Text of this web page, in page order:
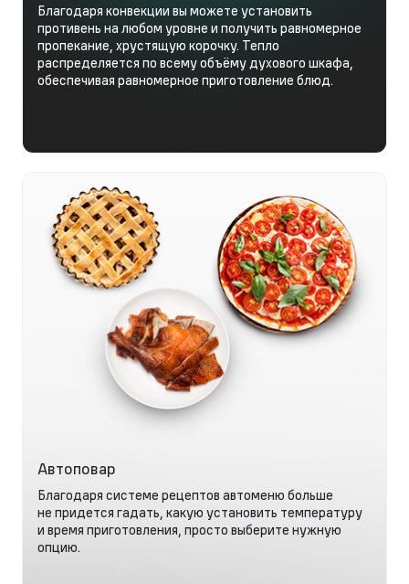
Благодаря конвекции вы можете установить
противень на любом уровне и получить равномерное
пропекание, хрустящую корочку. Тепло
распределяется по всему объёму духового шкафа,
обеспечивая равномерное приготовление блюд.
Автоповар
Благодаря системе рецептов автоменю больше
не придется гадать, какую установить температуру
и время приготовления, просто выберите нужную
опцию.